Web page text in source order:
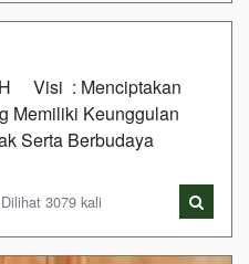
Visi : Menciptakan
Memiliki Keunggulan
Serta Berbudaya
3079 kali